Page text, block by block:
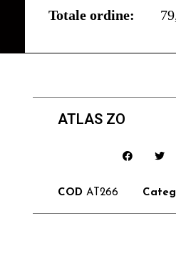
Totale ordine:
ATLAS ZO
COD AT266